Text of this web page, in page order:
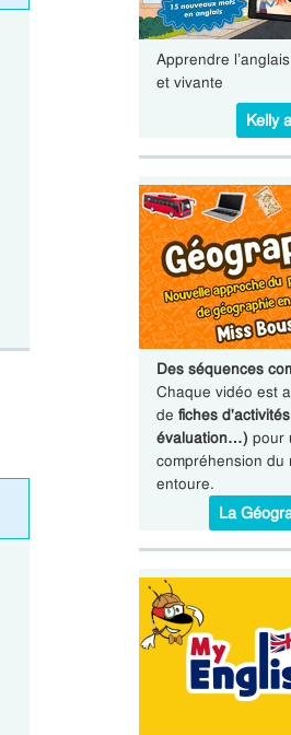
Apprendre
et vivante
Kelly
Des séquences
Chaque vidéo est
de fiches
évaluation…) pour
compréhension du
entoure.
La